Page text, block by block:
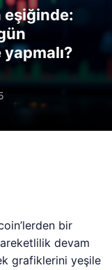
yapmalı?
bir
devam
grafiklerini yeşile